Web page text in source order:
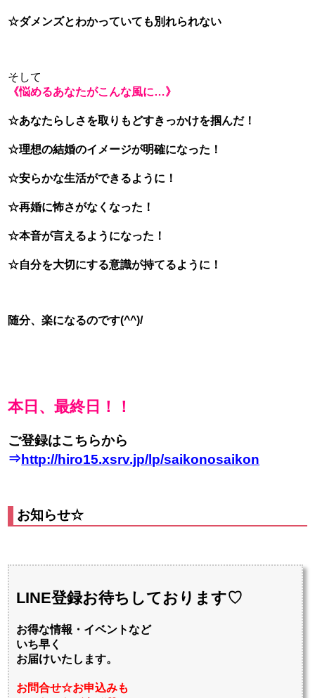
☆ダメンズとわかっていても別れられない
そして
《悩めるあなたがこんな風に…》
☆あなたらしさを取りもどすきっかけを掴んだ！
☆理想の結婚のイメージが明確になった！
☆安らかな生活ができるように！
☆再婚に怖さがなくなった！
☆本音が言えるようになった！
☆自分を大切にする意識が持てるように！
随分、楽になるのです(^^)/
本日、最終日！！
ご登録はこちらから
⇒http://hiro15.xsrv.jp/lp/saikonosaikon
お知らせ☆
LINE登録お待ちしております♡
お得な情報・イベントなど
いち早く
お届けいたします。
お問合せ☆お申込みも